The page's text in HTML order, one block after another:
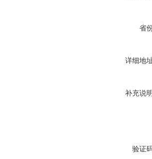
省
详细地
补充说
验证